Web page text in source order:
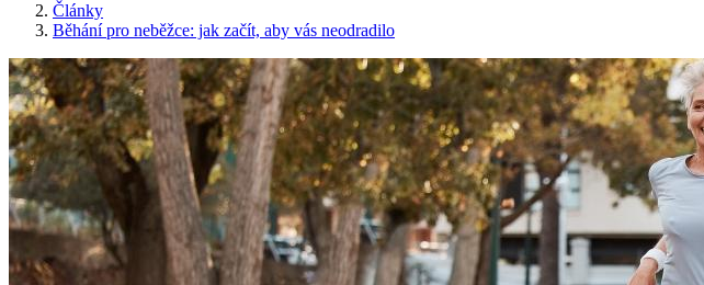
Články
Běhání pro neběžce: jak začít, aby vás neodradilo